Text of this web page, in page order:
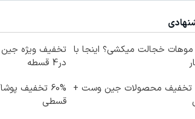
خجالت میکشی؟ اینجا با
در4 قسطه
تخفیف محصولات جین وست +
60% تخفیف
قسطی